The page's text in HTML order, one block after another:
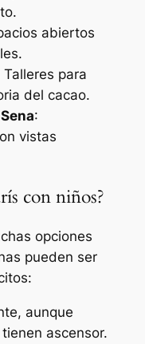
abiertos
Talleres para
del cacao.
:
vistas
con niños?
opciones
pueden ser
aunque
ascensor.